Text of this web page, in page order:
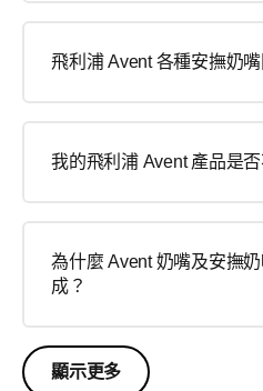
飛利浦 Avent 各種安撫奶
我的飛利浦 Avent 產品是
為什麼 Avent 奶嘴及安撫
成？
顯示更多